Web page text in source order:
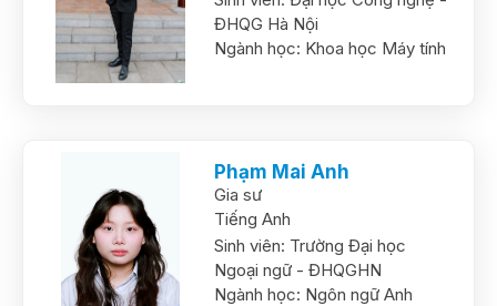
ĐHQG Hà Nội
Ngành học: Khoa học Máy tính
Phạm Mai Anh
Gia sư
Tiếng Anh
Sinh viên: Trường Đại học
Ngoại ngữ - ĐHQGHN
Ngành học: Ngôn ngữ Anh